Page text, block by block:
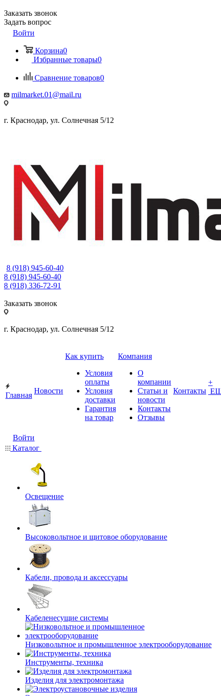
Заказать звонок
Задать вопрос
Войти
Корзина0
Избранные товары0
Сравнение товаров0
milmarket.01@mail.ru
г. Краснодар, ул. Солнечная 5/12
8 (918) 945-60-40
8 (918) 945-60-40
8 (918) 336-72-91
Заказать звонок
г. Краснодар, ул. Солнечная 5/12
Главная
Новости
Как купить
Условия
оплаты
Условия
доставки
Гарантия
на товар
Компания
О
компании
Статьи и
новости
Контакты
Отзывы
Контакты
+
Войти
Каталог
Освещение
Высоковольтное и щитовое оборудование
Кабели, провода и аксессуары
Кабеленесущие системы
Низковольтное и промышленное электрооборудование
Инструменты, техника
Изделия для электромонтажа